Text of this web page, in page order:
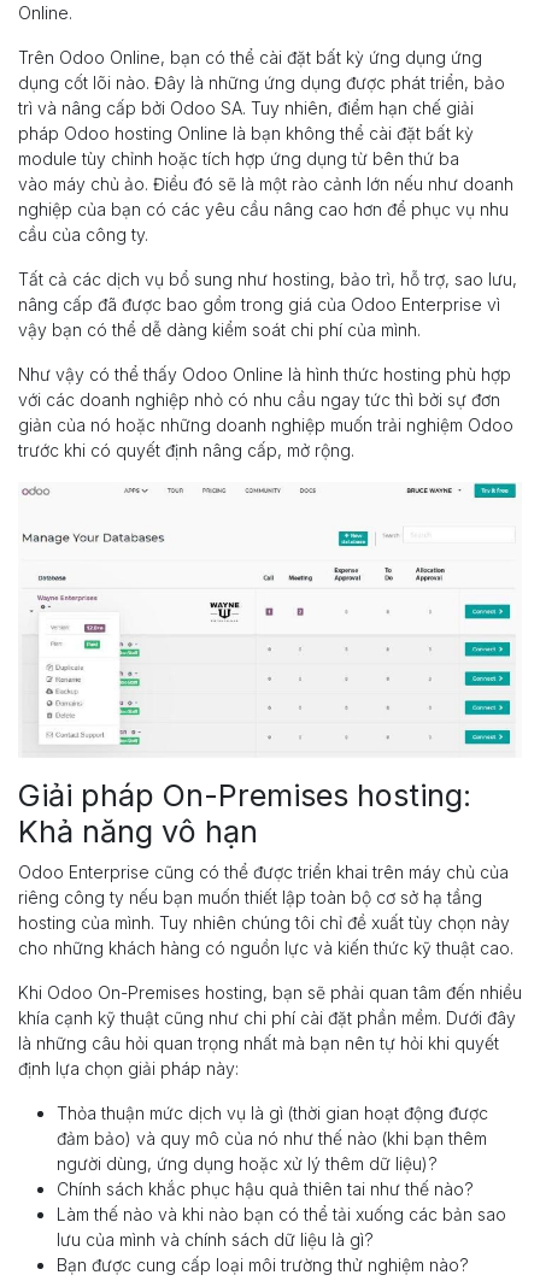
Online.
Trên Odoo Online, bạn có thể cài đặt bất kỳ ứng dụng ứng
dụng cốt lõi nào. Đây là những ứng dụng được phát triển, bảo
trì và nâng cấp bởi Odoo SA. Tuy nhiên, điểm hạn chế giải
pháp Odoo hosting Online là bạn không thể cài đặt bất kỳ
module tùy chỉnh hoặc tích hợp ứng dụng từ bên thứ ba
vào máy chủ ảo. Điều đó sẽ là một rào cảnh lớn nếu như doanh
nghiệp của bạn có các yêu cầu nâng cao hơn để phục vụ nhu
cầu của công ty.
Tất cả các dịch vụ bổ sung như hosting, bảo trì, hỗ trợ, sao lưu,
nâng cấp đã được bao gồm trong giá của Odoo Enterprise vì
vậy bạn có thể dễ dàng kiểm soát chi phí của mình.
Như vậy có thể thấy Odoo Online là hình thức hosting phù hợp
với các doanh nghiệp nhỏ có nhu cầu ngay tức thì bởi sự đơn
giản của nó hoặc những doanh nghiệp muốn trải nghiệm Odoo
trước khi có quyết định nâng cấp, mở rộng.
Giải pháp On-Premises hosting:
Khả năng vô hạn
Odoo Enterprise cũng có thể được triển khai trên máy chủ của
riêng công ty nếu bạn muốn thiết lập toàn bộ cơ sở hạ tầng
hosting của mình. Tuy nhiên chúng tôi chỉ đề xuất tùy chọn này
cho những khách hàng có nguồn lực và kiến ​​thức kỹ thuật cao.
Khi Odoo On-Premises hosting, bạn sẽ phải quan tâm đến nhiều
khía cạnh kỹ thuật cũng như chi phí cài đặt phần mềm. Dưới đây
là những câu hỏi quan trọng nhất mà bạn nên tự hỏi khi quyết
định lựa chọn giải pháp này:
Thỏa thuận mức dịch vụ là gì (thời gian hoạt động được
đảm bảo) và quy mô của nó như thế nào (khi bạn thêm
người dùng, ứng dụng hoặc xử lý thêm dữ liệu)?
Chính sách khắc phục hậu quả thiên tai như thế nào?
Làm thế nào và khi nào bạn có thể tải xuống các bản sao
lưu của mình và chính sách dữ liệu là gì?
Bạn được cung cấp loại môi trường thử nghiệm nào?